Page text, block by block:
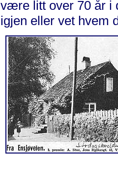
være litt over 70 år i
igjen eller vet hvem